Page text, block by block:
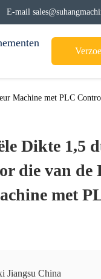
E-mail
Machine met PLC
Dikte 1,5
die van de
met
Jiangsu China